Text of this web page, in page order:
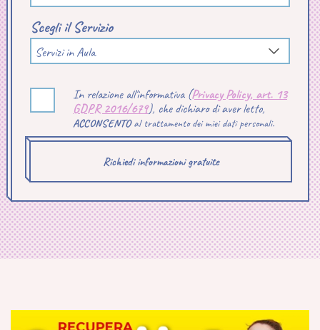
Scegli il Servizio
Servizi in Aula
In relazione all'informativa (Privacy Policy, art. 13
GDPR 2016/679), che dichiaro di aver letto,
ACCONSENTOal trattamento dei miei dati personali.